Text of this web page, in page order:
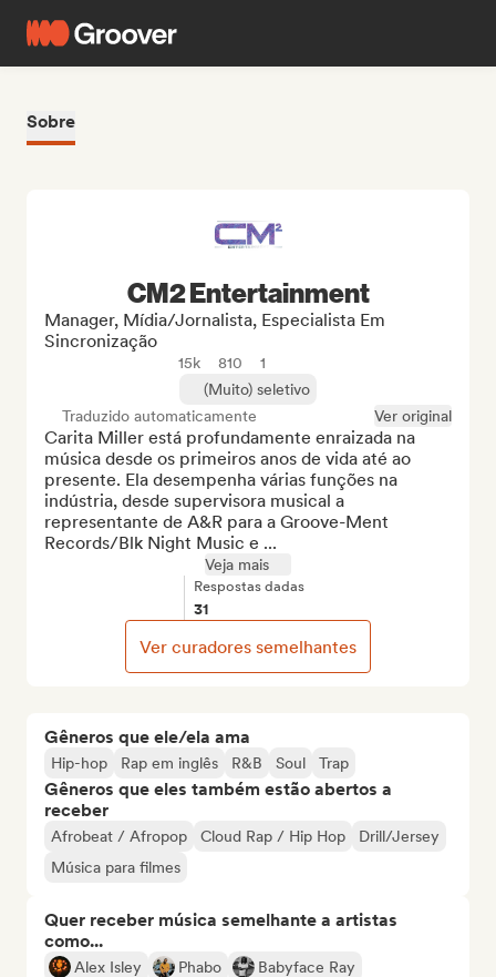
Sobre
Gêneros que ele/ela ama
Hip-hop Rap em inglês R&B Soul Trap
Gêneros que eles também estão abertos a
receber
Afrobeat / Afropop Cloud Rap / Hip Hop
Drill/Jersey
Música para filmes
Quer receber música semelhante a artistas
como...
Alex Isley Phabo
Babyface Ray
CM2 Entertainment
Manager, Mídia/Jornalista, Especialista Em
Sincronização
15k 810
1
(Muito) seletivo
Traduzido automaticamente
Ver original
Carita Miller está profundamente enraizada na
música desde os primeiros anos de vida até ao
presente. Ela desempenha várias funções na
indústria, desde supervisora musical a
representante de A&R para a Groove-Ment
Records/Blk Night Music e ...
Veja mais
Respostas dadas
31
Ver curadores semelhantes